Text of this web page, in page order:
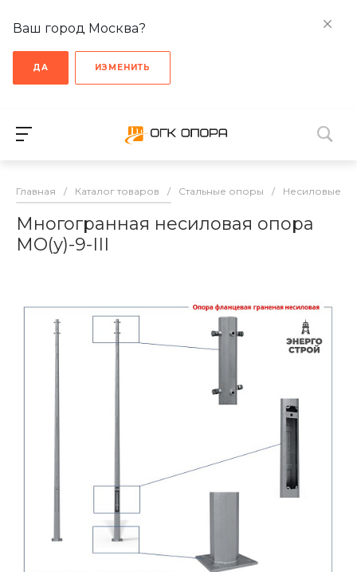
Ваш город Москва?
ДА ИЗМЕНИТЬ
Главная / Каталог товаров / Стальные опоры / Несиловые
Многогранная несиловая опора
МО(у)-9-III